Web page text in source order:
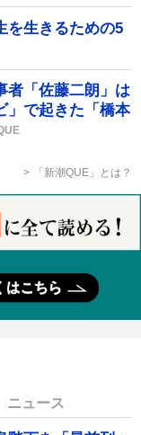
を生きるための5
者「佐藤二朗」は
で起きた「橋本
「新潮QUE」とは？
ニュース